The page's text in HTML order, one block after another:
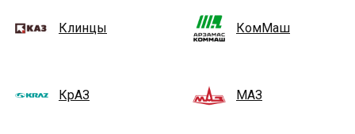
Клинцы КомМаш
КрАЗ МАЗ